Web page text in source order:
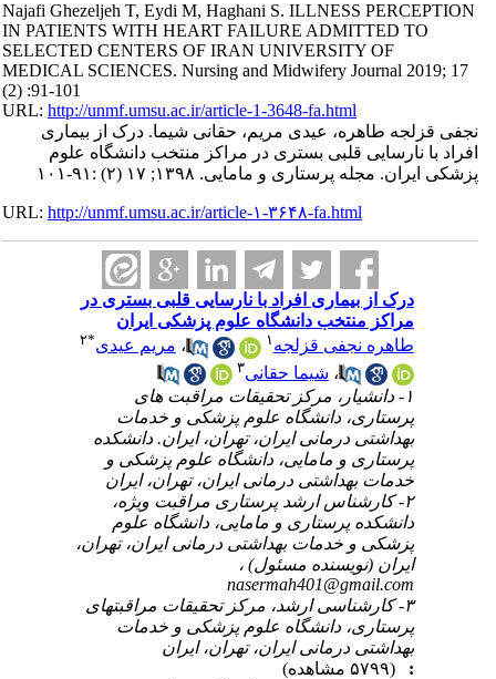
Najafi Ghezeljeh T, Eydi M, Haghani S. ILLNESS PERCEPTION
IN PATIENTS WITH HEART FAILURE ADMITTED TO
SELECTED CENTERS OF IRAN UNIVERSITY OF
MEDICAL SCIENCES. Nursing and Midwifery Journal 2019; 17
(2) :91-101
URL:http://unmf.umsu.ac.ir/article-1-3648-fa.html
نجفی قزلجه طاهره، عیدی مریم، حقانی شیما. درک از بیماری
افراد با نارسایی قلبی بستری در مراکز منتخب دانشگاه علوم
پزشکی ایران. مجله پرستاری و مامایی. ۱۳۹۸; ۱۷ (۲) :۹۱-۱۰۱
URL:http://unmf.umsu.ac.ir/article-۱-۳۶۴۸-fa.html
درک از بیماری افراد با نارسایی قلبی بستری در
مراکز منتخب دانشگاه علوم پزشکی ایران
طاهره نجفی قزلجه۱ ،مریم عیدی* ۲
،شیما حقانی
۱- دانشیار، مرکز تحقیقات مراقبت های
پرستاری، دانشگاه علوم پزشکی و خدمات
بهداشتی درمانی ایران، تهران، ایران. دانشکده
پرستاری و مامایی، دانشگاه علوم پزشکی و
خدمات بهداشتی درمانی ایران، تهران، ایران
۲- کارشناس ارشد پرستاری مراقبت ویژه،
دانشکده پرستاری و مامایی، دانشگاه علوم
پزشکی و خدمات بهداشتی درمانی ایران، تهران،
ایران (نویسنده مسئول) ،
nasermah401@gmail.com
۳- کارشناسی ارشد، مرکز تحقیقات مراقبتهای
پرستاری، دانشگاه علوم پزشکی و خدمات
بهداشتی درمانی ایران، تهران، ایران